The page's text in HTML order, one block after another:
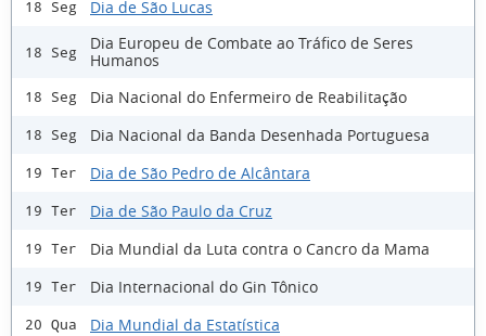
18 Seg Dia de São Lucas
18 Seg
Dia Europeu de Combate ao Tráfico de Seres
Humanos
18 Seg Dia Nacional do Enfermeiro de Reabilitação
18 Seg Dia Nacional da Banda Desenhada Portuguesa
19 Ter Dia de São Pedro de Alcântara
19 Ter Dia de São Paulo da Cruz
19 Ter Dia Mundial da Luta contra o Cancro da Mama
19 Ter Dia Internacional do Gin Tônico
20 Qua Dia Mundial da Estatística